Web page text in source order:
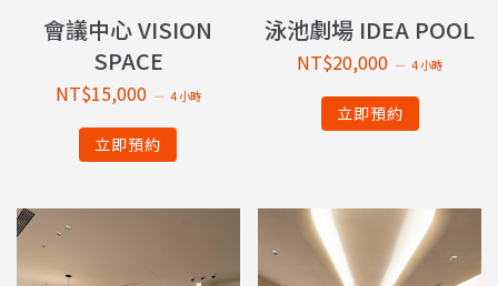
會議中心 VISION
SPACE
NT$15,000 4 小時
立即預約
泳池劇場 IDEA POOL
NT$20,000 4 小時
立即預約